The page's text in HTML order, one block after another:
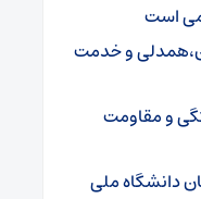
است
و خدمت
و مقاومت
دانشگاه ملی